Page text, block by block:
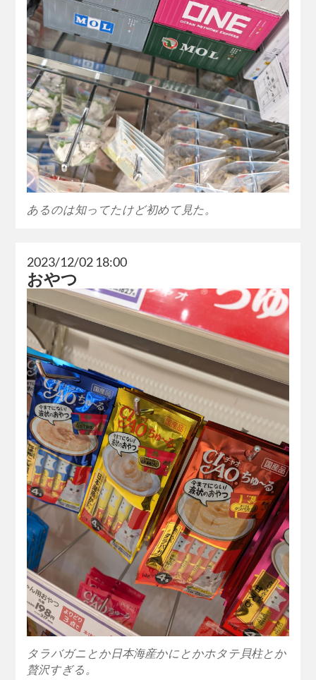
あるのは知ってたけど初めて見た。
2023/12/02 18:00
おやつ
タラバガニとか日本海産かにとかホタテ貝柱とか
贅沢すぎる。